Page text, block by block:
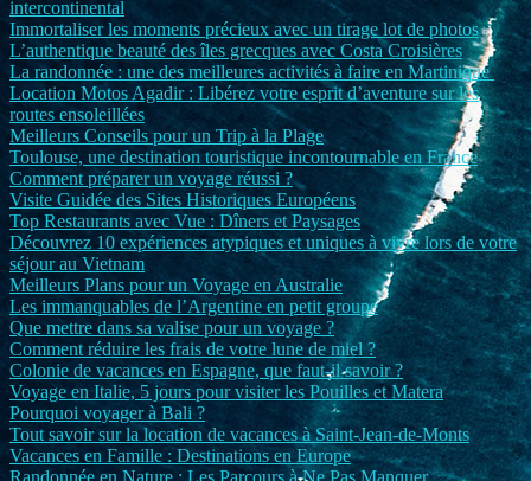
intercontinental
Immortaliser les moments précieux avec un tirage lot de photos
L’authentique beauté des îles grecques avec Costa Croisières
La randonnée : une des meilleures activités à faire en Martinique
Location Motos Agadir : Libérez votre esprit d’aventure sur les
routes ensoleillées
Meilleurs Conseils pour un Trip à la Plage
Toulouse, une destination touristique incontournable en France
Comment préparer un voyage réussi ?
Visite Guidée des Sites Historiques Européens
Top Restaurants avec Vue : Dîners et Paysages
Découvrez 10 expériences atypiques et uniques à vivre lors de votre
séjour au Vietnam
Meilleurs Plans pour un Voyage en Australie
Les immanquables de l’Argentine en petit groupe
Que mettre dans sa valise pour un voyage ?
Comment réduire les frais de votre lune de miel ?
Colonie de vacances en Espagne, que faut-il savoir ?
Voyage en Italie, 5 jours pour visiter les Pouilles et Matera
Pourquoi voyager à Bali ?
Tout savoir sur la location de vacances à Saint-Jean-de-Monts
Vacances en Famille : Destinations en Europe
Randonnée en Nature : Les Parcours à Ne Pas Manquer